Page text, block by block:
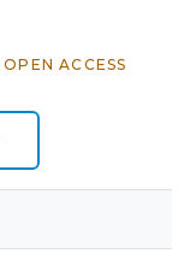
OPEN ACCESS